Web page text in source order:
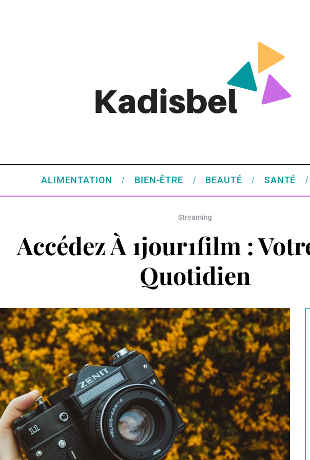
ALIMENTATION BIEN-ÊTRE BEAUTÉ SANTÉ
Streaming
Accédez À 1jour1film :
Quotidien